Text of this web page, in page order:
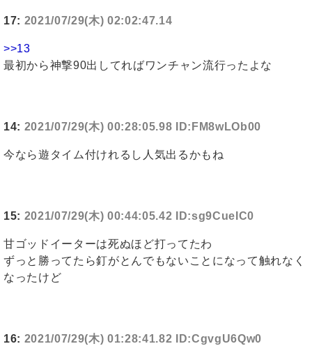
17: 2021/07/29(木) 02:02:47.14
>>13
最初から神撃90出してればワンチャン流行ったよな
14: 2021/07/29(木) 00:28:05.98 ID:FM8wLOb00
今なら遊タイム付けれるし人気出るかもね
15: 2021/07/29(木) 00:44:05.42 ID:sg9CueIC0
甘ゴッドイーターは死ぬほど打ってたわ
ずっと勝ってたら釘がとんでもないことになって触れなく
なったけど
16: 2021/07/29(木) 01:28:41.82 ID:CgvgU6Qw0